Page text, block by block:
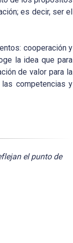
es decir, ser el
cooperación y
la idea que para
de valor para la
competencias y
el punto de